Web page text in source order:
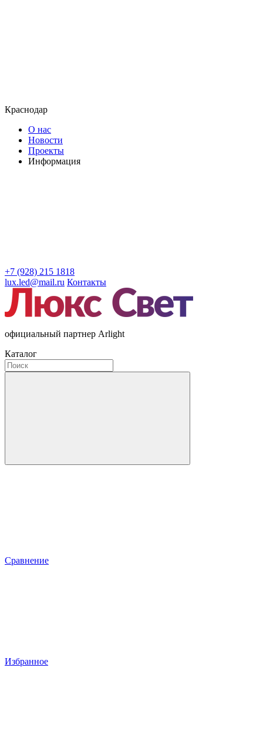
Краснодар
О нас
Новости
Проекты
Информация
+7 (928) 215 1818
lux.led@mail.ru Контакты
официальный партнер Arlight
Каталог
Сравнение
Избранное